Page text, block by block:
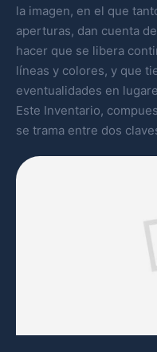
la imagen, en el que
aperturas, dan cuenta
hacer que se libera
líneas y colores, y que
eventualidades en
Este Inventario,
se trama entre dos